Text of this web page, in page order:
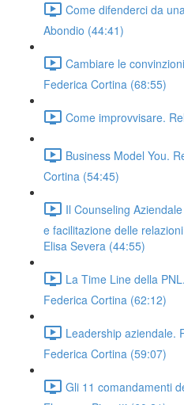
Come difenderci da
Abondio (44:41)
Cambiare le
Federica Cortina (68:55)
Come improvvisare.
Business Model You.
Cortina (54:45)
Il Counseling
e facilitazione delle
Elisa Severa (44:55)
La Time Line della
Federica Cortina (62:12)
Leadership aziendale.
Federica Cortina (59:07)
Gli 11 comandamenti